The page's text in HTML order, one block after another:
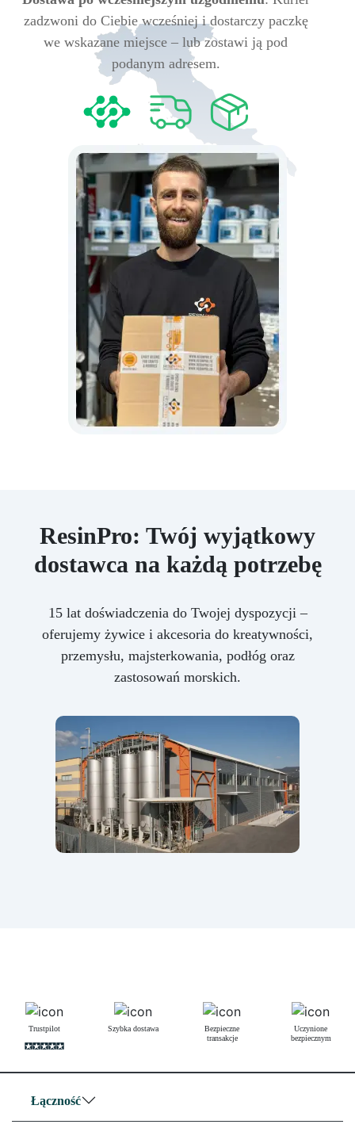
zadzwoni do Ciebie wcześniej i dostarczy paczkę
we wskazane miejsce – lub zostawi ją pod
podanym adresem.
ResinPro: Twój wyjątkowy
dostawca na każdą potrzebę
15 lat doświadczenia do Twojej dyspozycji –
oferujemy żywice i akcesoria do kreatywności,
przemysłu, majsterkowania, podłóg oraz
zastosowań morskich.
Trustpilot Szybka dostawa
Bezpieczne
transakcje
Uczynione
bezpiecznym
Łączność